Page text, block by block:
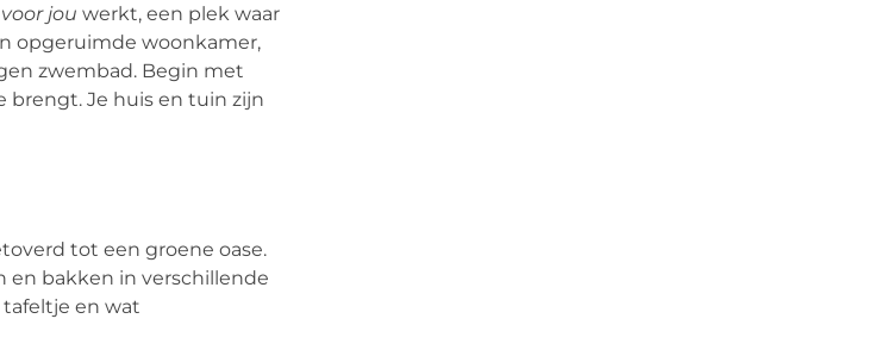
voor jou werkt, een plek waar
opgeruimde woonkamer,
zwembad. Begin met
Je huis en tuin zijn
tot een groene oase.
bakken in verschillende
en wat